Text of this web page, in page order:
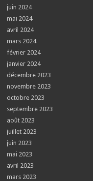
juin 2024
mai 2024
avril 2024
mars 2024
février 2024
janvier 2024
décembre 2023
novembre 2023
octobre 2023
septembre 2023
août 2023
juillet 2023
juin 2023
mai 2023
avril 2023
mars 2023